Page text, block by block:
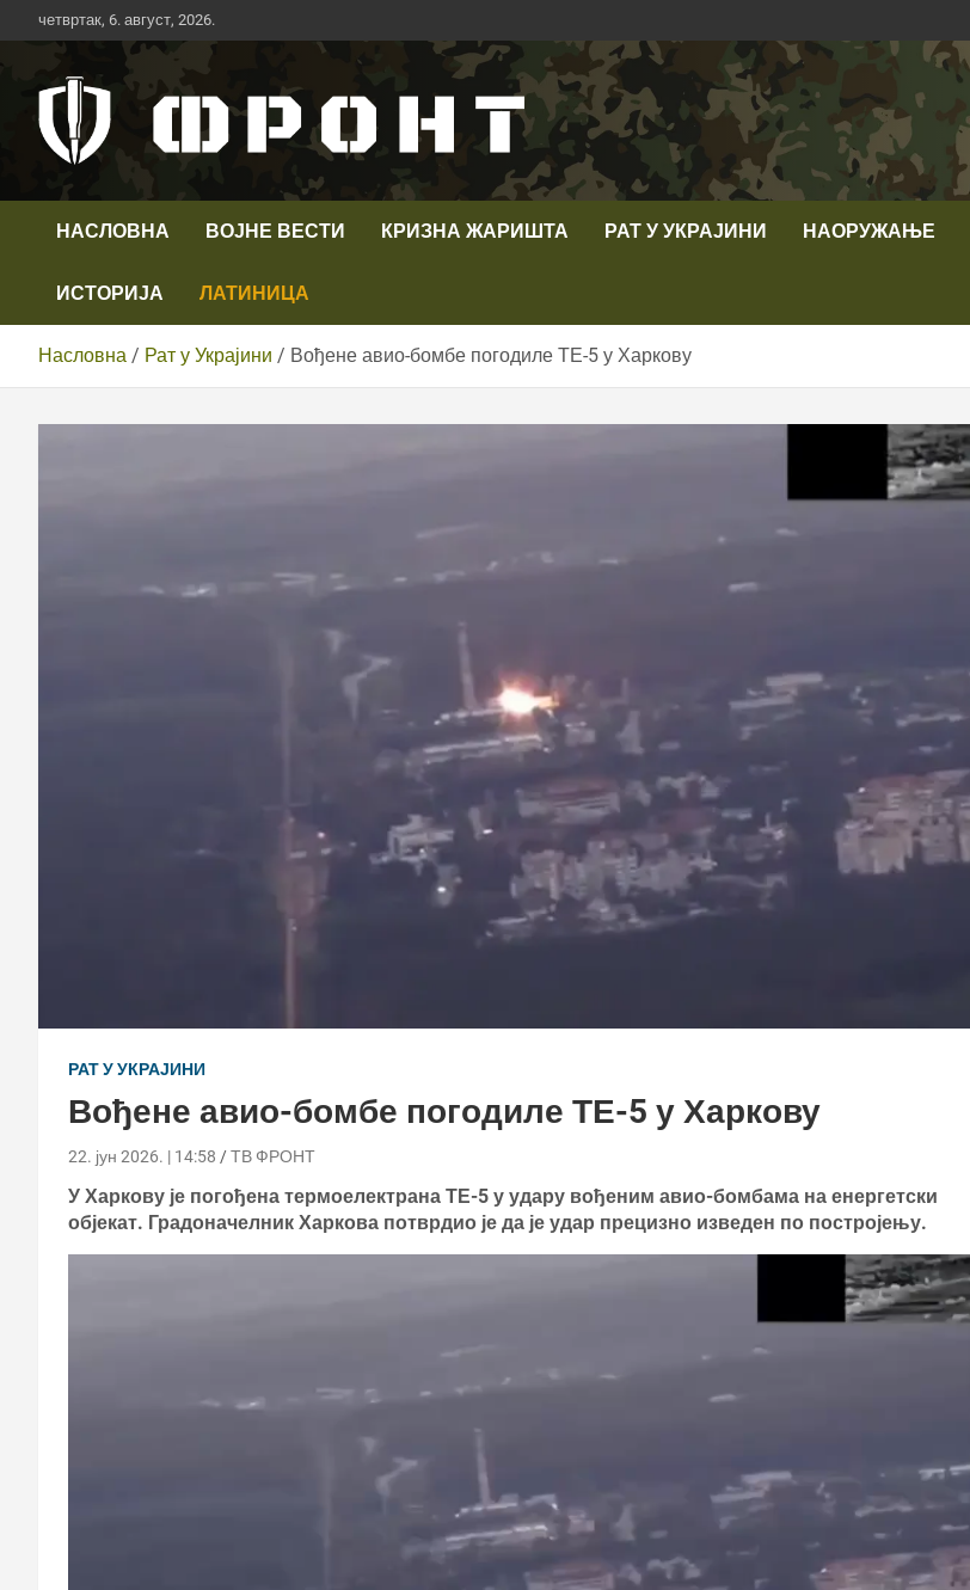
Скип
то
четвртак, 6. август, 2026.
Телевизија ФРОНТ
НАСЛОВНА ВОЈНЕ ВЕСТИ КРИЗНА ЖАРИШТА РАТ У УКРАЈИНИ НАОРУЖАЊЕ
ИСТОРИЈА ЛАТИНИЦА
Насловна Рат у Украјини Вођене авио-бомбе погодиле ТЕ-5 у Харкову
РАТ У УКРАЈИНИ
Вођене авио-бомбе погодиле ТЕ-5 у Харкову
22. јун 2026. | 14:58 ТВ ФРОНТ
У Харкову је погођена термоелектрана ТЕ-5 у удару вођеним авио-бомбама на енергетски
објекат. Градоначелник Харкова потврдио је да је удар прецизно изведен по постројењу.